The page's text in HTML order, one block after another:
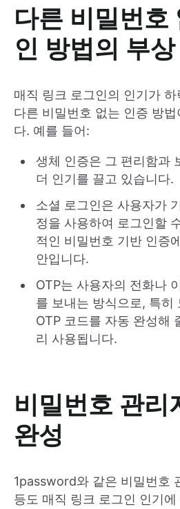
다른 비밀번호
인 방법의 부상
매직 링크 로그인의 인기가
다른 비밀번호 없는 인증 방
다. 예를 들어:
생체 인증은 그 편리함과
더 인기를 끌고 있습니다.
소셜 로그인은 사용자가
정을 사용하여 로그인할
적인 비밀번호 기반 인증
안입니다.
OTP는 사용자의 전화나
를 보내는 방식으로, 특히
OTP 코드를 자동 완성해
리 사용됩니다.
비밀번호 관리
완성
1password와 같은 비밀번호
등도 매직 링크 로그인 인기